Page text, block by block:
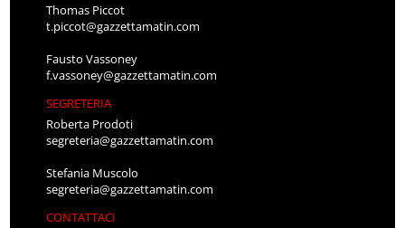
Thomas Piccot
t.piccot@gazzettamatin.com
Fausto Vassoney
f.vassoney@gazzettamatin.com
SEGRETERIA
Roberta Prodoti
segreteria@gazzettamatin.com
Stefania Muscolo
segreteria@gazzettamatin.com
CONTATTACI